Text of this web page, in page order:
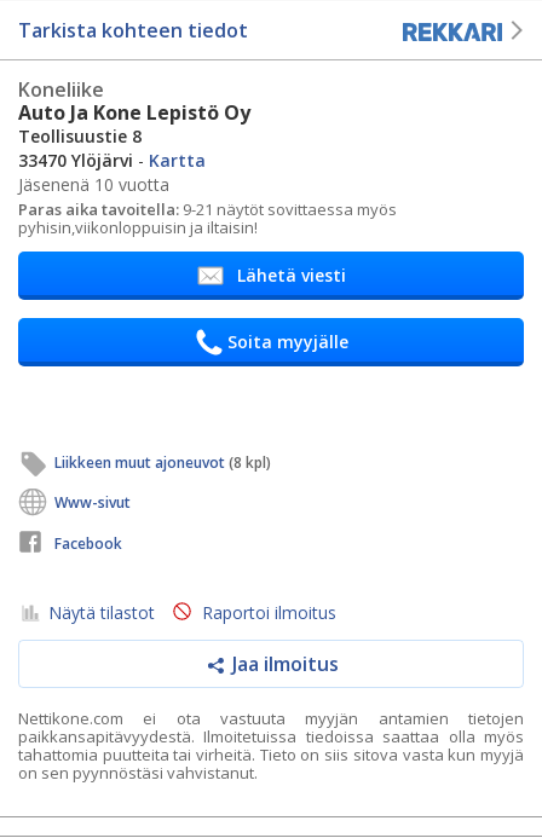
Tarkista kohteen tiedot
Koneliike
Auto Ja Kone Lepistö Oy
Teollisuustie 8
33470 Ylöjärvi - Kartta
Jäsenenä 10 vuotta
Paras aika tavoitella: 9-21 näytöt sovittaessa myös
pyhisin,viikonloppuisin ja iltaisin!
Lähetä viesti
Soita myyjälle
Liikkeen muut ajoneuvot(8 kpl)
Www-sivut
Facebook
Näytä tilastot Raportoi ilmoitus
Jaa ilmoitus
Nettikone.com ei ota vastuuta myyjän antamien tietojen
paikkansapitävyydestä. Ilmoitetuissa tiedoissa saattaa olla myös
tahattomia puutteita tai virheitä. Tieto on siis sitova vasta kun myyjä
on sen pyynnöstäsi vahvistanut.